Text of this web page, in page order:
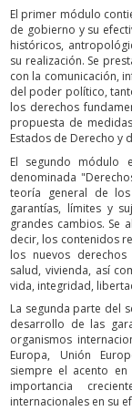
El primer módulo
de gobierno y su
históricos,
su realización. Se
con la comunicación,
del poder político,
los derechos
propuesta de
Estados de Derecho y
El segundo módulo
denominada
teoría general de los
garantías, límites y
grandes cambios. Se
decir, los contenidos
los nuevos
salud, vivienda, así
vida, integridad,
La segunda parte del
desarrollo de las
organismos
Europa, Unión
siempre el acento
importancia
internacionales en su